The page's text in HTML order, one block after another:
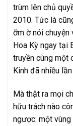
trùm lên chủ
2010. Tức là
ỡm ờ nói chuyện
Hoa Kỳ ngay tại
truyền cùng một
Kinh đã nhiều
Mà thật ra mọi
hữu trách nào
ngược: một